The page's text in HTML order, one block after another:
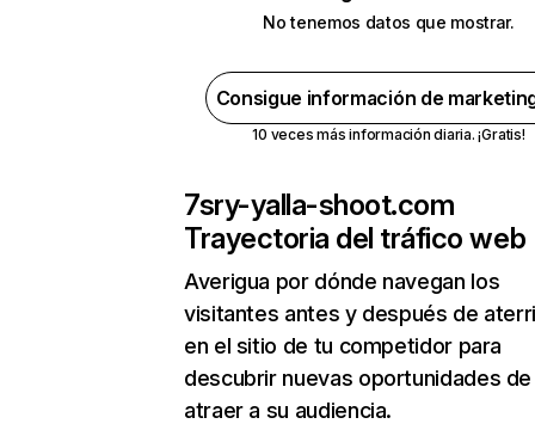
No tenemos datos que mostrar.
Consigue información de
10 veces más información diaria. ¡Gratis!
7sry-yalla-shoot.com
Trayectoria del tráfico web
Averigua por dónde navegan los
visitantes antes y después de
en el sitio de tu competidor para
descubrir nuevas oportunidades de
atraer a su audiencia.